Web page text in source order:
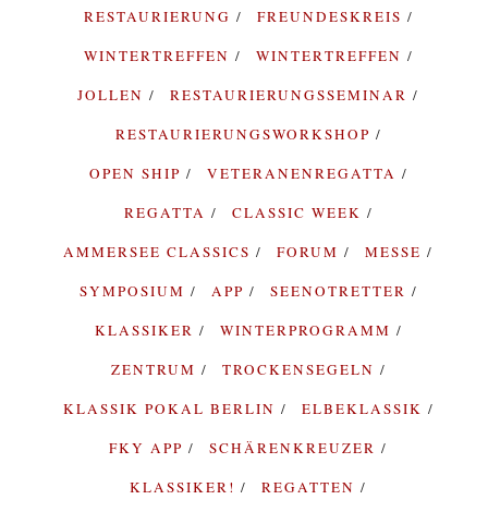
RESTAURIERUNG
FREUNDESKREIS
WINTERTREFFEN
WINTERTREFFEN
JOLLEN
RESTAURIERUNGSSEMINAR
RESTAURIERUNGSWORKSHOP
OPEN SHIP
VETERANENREGATTA
REGATTA
CLASSIC WEEK
AMMERSEE CLASSICS
FORUM
MESSE
SYMPOSIUM
APP
SEENOTRETTER
KLASSIKER
WINTERPROGRAMM
ZENTRUM
TROCKENSEGELN
KLASSIK POKAL BERLIN
ELBEKLASSIK
FKY APP
SCHÄRENKREUZER
KLASSIKER!
REGATTEN